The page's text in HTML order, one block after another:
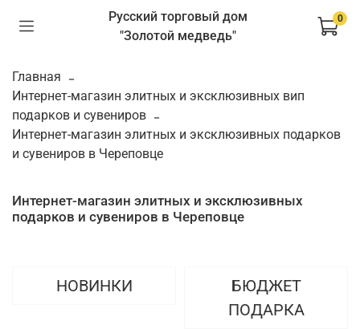
Русский торговый дом
"Золотой медведь"
0
Главная
Интернет-магазин элитных и эксклюзивных вип
подарков и сувениров
Интернет-магазин элитных и эксклюзивных подарков
и сувениров в Череповце
Интернет-магазин элитных и эксклюзивных
подарков и сувениров в Череповце
НОВИНКИ
БЮДЖЕТ
ПОДАРКА